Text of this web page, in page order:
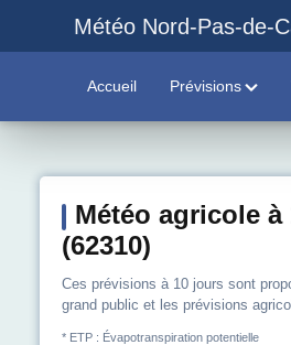
Météo Nord-Pas-de-
Accueil Prévisions
Météo agricole
(62310)
Ces prévisions à 10 jours sont
grand public et les prévisions
* ETP : Évapotranspiration potentielle